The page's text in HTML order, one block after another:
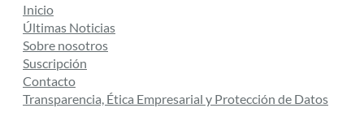
Inicio
Últimas Noticias
Sobre nosotros
Suscripción
Contacto
Transparencia, Ética Empresarial y Protección de Datos